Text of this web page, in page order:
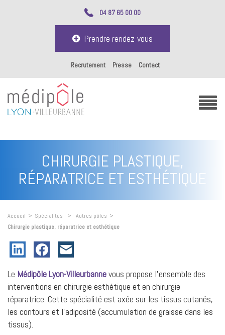
04 87 65 00 00
Prendre rendez-vous
Recrutement Presse Contact
CHIRURGIE PLASTIQUE,
RÉPARATRICE ET ESTHÉTIQUE
Accueil > Spécialités > Autres pôles >
Chirurgie plastique, réparatrice et esthétique
Le Médipôle Lyon-Villeurbannevous propose l'ensemble des
interventions en chirurgie esthétique et en chirurgie
réparatrice. Cette spécialité est axée sur les tissus cutanés,
les contours et l'adiposité (accumulation de graisse dans les
tissus).